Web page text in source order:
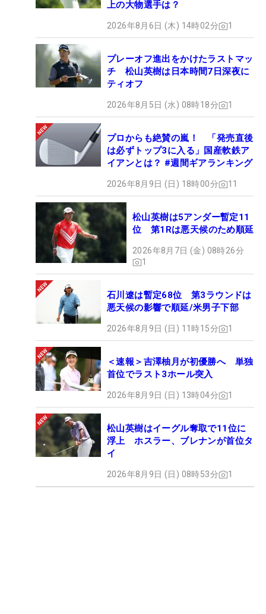
上の大物選手は？
2026年8月6日 (木) 14時02分 1
プレーオフ進出をかけたラストマッ
チ 松山英樹は日本時間7日深夜に
ティオフ
2026年8月5日 (水) 08時18分 1
プロからも絶賛の嵐！ 「発売直後
は必ずトップ3に入る」国産軟鉄ア
イアンとは？ #週間ギアランキング
2026年8月9日 (日) 18時00分 11
松山英樹は5アンダー暫定11
位 第1Rは悪天候のため順延
2026年8月7日 (金) 08時26分
1
石川遼は暫定68位 第3ラウンドは
悪天候の影響で順延/米男子下部
2026年8月9日 (日) 11時15分 1
＜速報＞吉澤柚月が初優勝へ 単独
首位でラスト3ホール突入
2026年8月9日 (日) 13時04分 1
松山英樹はイーグル奪取で11位に
浮上 ホスラー、ブレナンが首位タ
イ
2026年8月9日 (日) 08時53分 1